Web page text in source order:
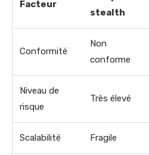
Facteur
stealth
Conformité
Non
conforme
Niveau de
risque
Très élevé
Scalabilité Fragile